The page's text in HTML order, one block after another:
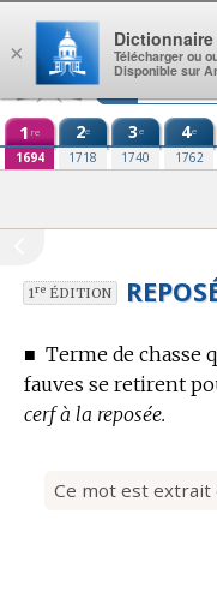
Aller au contenu
1 re
1694
2e
1718
3e
1740
4e
1762
1reÉDITION
■ Terme de chasse
fauves se retirent
cerf à la reposée.
Ce mot est extrait
×
Dictionnaire
Télécharger ou
Disponible sur